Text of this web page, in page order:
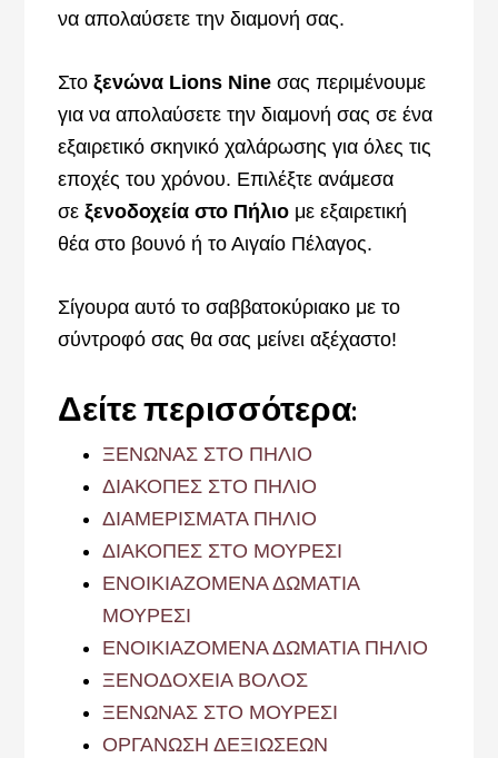
να απολαύσετε την διαμονή σας.
Στοξενώνα Lions Nineσας περιμένουμε
για να απολαύσετε την διαμονή σας σε ένα
εξαιρετικό σκηνικό χαλάρωσης για όλες τις
εποχές του χρόνου. Επιλέξτε ανάμεσα
σεξενοδοχεία στο Πήλιο με εξαιρετική
θέα στο βουνό ή το Αιγαίο Πέλαγος.
Σίγουρα αυτό το σαββατοκύριακο με το
σύντροφό σας θα σας μείνει αξέχαστο!
Δείτε περισσότερα:
ΞΕΝΩΝΑΣ ΣΤΟ ΠΗΛΙΟ
ΔΙΑΚΟΠΕΣ ΣΤΟ ΠΗΛΙΟ
ΔΙΑΜΕΡΙΣΜΑΤΑ ΠΗΛΙΟ
ΔΙΑΚΟΠΕΣ ΣΤΟ ΜΟΥΡΕΣΙ
ΕΝΟΙΚΙΑΖΟΜΕΝΑ ΔΩΜΑΤΙΑ
ΜΟΥΡΕΣΙ
ΕΝΟΙΚΙΑΖΟΜΕΝΑ ΔΩΜΑΤΙΑ ΠΗΛΙΟ
ΞΕΝΟΔΟΧΕΙΑ ΒΟΛΟΣ
ΞΕΝΩΝΑΣ ΣΤΟ ΜΟΥΡΕΣΙ
ΟΡΓΑΝΩΣΗ ΔΕΞΙΩΣΕΩΝ